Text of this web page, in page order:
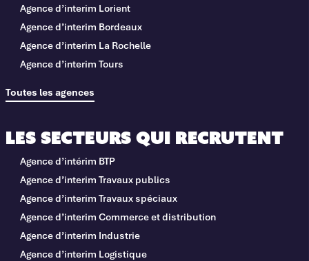
Agence d’interim Lorient
Agence d’interim Bordeaux
Agence d’interim La Rochelle
Agence d’interim Tours
Toutes les agences
Les secteurs qui recrutent
Agence d’intérim BTP
Agence d’interim Travaux publics
Agence d’interim Travaux spéciaux
Agence d’interim Commerce et distribution
Agence d’interim Industrie
Agence d’interim Logistique